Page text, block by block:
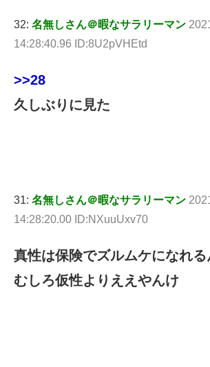
32: 名無しさん＠暇なサラリーマン
14:28:40.96 ID:8U2pVHEtd
>>28
久しぶりに見た
31: 名無しさん＠暇なサラリーマン
14:28:20.00 ID:NXuuUxv70
真性は保険でズルムケになれる
むしろ仮性よりええやんけ